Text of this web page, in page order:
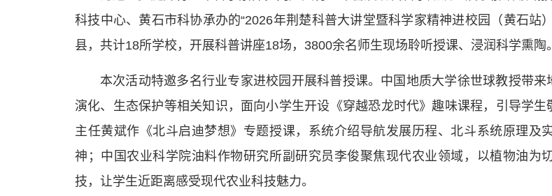
科技中心、黄石市科协承办的“2026年荆楚科普大讲堂暨科学家精神进校园（黄石站
县，共计18所学校，开展科普讲座18场，3800余名师生现场聆听授课、浸润科学熏陶。
本次活动特邀多名行业专家进校园开展科普授课。中国地质大学徐世球教授带
演化、生态保护等相关知识，面向小学生开设《穿越恐龙时代》趣味课程，引导学
主任黄斌作《北斗启迪梦想》专题授课，系统介绍导航发展历程、北斗系统原理及
神；中国农业科学院油料作物研究所副研究员李俊聚焦现代农业领域，以植物油为
技，让学生近距离感受现代农业科技魅力。